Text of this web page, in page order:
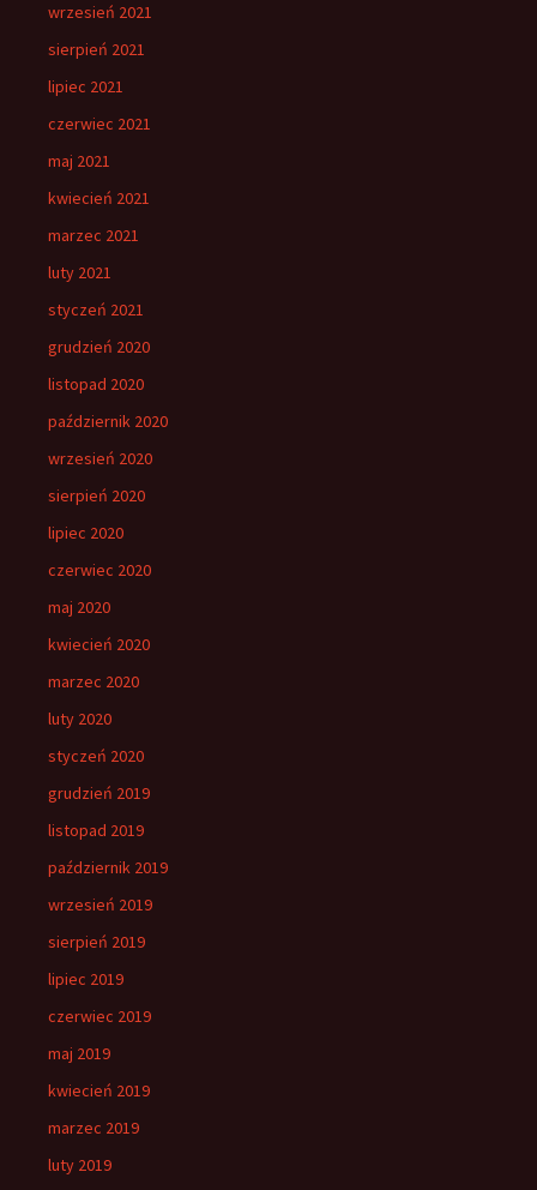
wrzesień 2021
sierpień 2021
lipiec 2021
czerwiec 2021
maj 2021
kwiecień 2021
marzec 2021
luty 2021
styczeń 2021
grudzień 2020
listopad 2020
październik 2020
wrzesień 2020
sierpień 2020
lipiec 2020
czerwiec 2020
maj 2020
kwiecień 2020
marzec 2020
luty 2020
styczeń 2020
grudzień 2019
listopad 2019
październik 2019
wrzesień 2019
sierpień 2019
lipiec 2019
czerwiec 2019
maj 2019
kwiecień 2019
marzec 2019
luty 2019